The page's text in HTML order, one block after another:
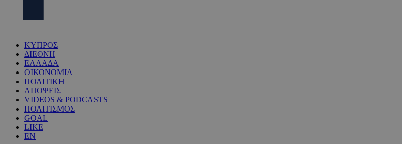
ΚΥΠΡΟΣ
ΔΙΕΘΝΗ
ΕΛΛΑΔΑ
ΟΙΚΟΝΟΜΙΑ
ΠΟΛΙΤΙΚΗ
ΑΠΟΨΕΙΣ
VIDEOS & PODCASTS
ΠΟΛΙΤΙΣΜΟΣ
GOAL
LIKE
EN